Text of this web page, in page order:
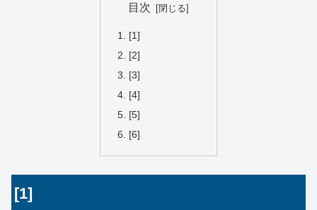
目次
[1]
[2]
[3]
[4]
[5]
[6]
[1]